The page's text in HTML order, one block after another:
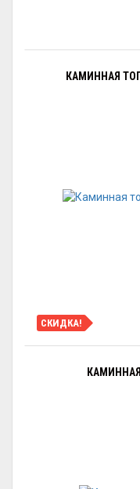
КАМИННАЯ
СКИДКА!
КАМИННАЯ